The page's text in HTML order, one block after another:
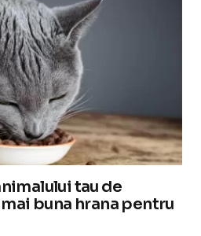
tau de
buna hrana pentru